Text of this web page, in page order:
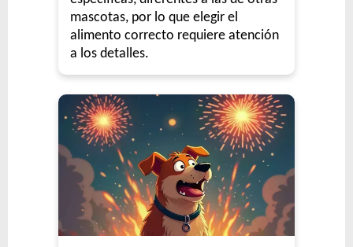
mascotas, por lo que elegir el
alimento correcto requiere atención
a los detalles.